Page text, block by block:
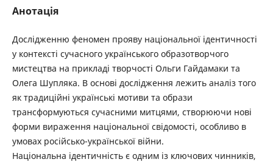
Анотація
Дослідженню феномен прояву національної ідентичності
у контексті сучасного українського образотворчого
мистецтва на прикладі творчості Ольги Гайдамаки та
Олега Шупляка. В основі дослідження лежить аналіз того
як традиційні українські мотиви та образи
трансформуються сучасними митцями, створюючи нові
форми вираження національної свідомості, особливо в
умовах російсько-української війни.
Національна ідентичність є одним із ключових чинників,